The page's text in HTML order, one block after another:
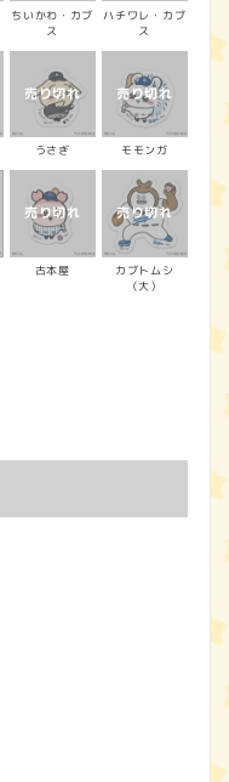
ちいかわ・カブ
ス
ハチワレ・カブ
ス
うさぎ モモンガ
古本屋
カブトムシ
（大）